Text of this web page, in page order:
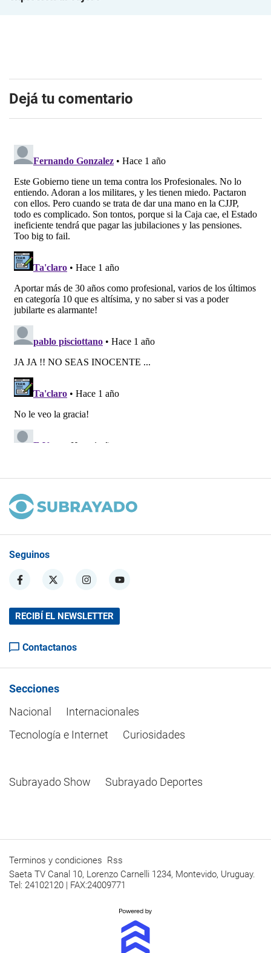
Dejá tu comentario
Seguinos
RECIBÍ EL NEWSLETTER
Contactanos
Secciones
Nacional
Internacionales
Tecnología e Internet
Curiosidades
Subrayado Show Subrayado Deportes
Terminos y condiciones Rss
Saeta TV Canal 10, Lorenzo Carnelli 1234, Montevido, Uruguay.
Tel: 24102120 | FAX:24009771